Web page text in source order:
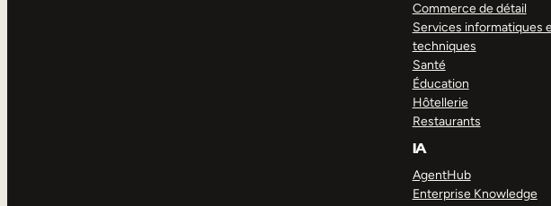
Commerce de détail
Services informatiques
techniques
Santé
Éducation
Hôtellerie
Restaurants
IA
AgentHub
Enterprise Knowledge